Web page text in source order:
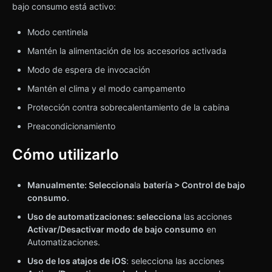
bajo consumo está activo:
Modo centinela
Mantén la alimentación de los accesorios activada
Modo de espera de invocación
Mantén el clima y el modo campamento
Protección contra sobrecalentamiento de la cabina
Preacondicionamiento
Cómo utilizarlo
Manualmente: Seleccionala batería > Control de bajo
consumo.
Uso de automatizaciones: selecciona las acciones
Activar/Desactivar modo de bajo consumo en
Automatizaciones.
Uso de los atajos de iOS: selecciona las acciones